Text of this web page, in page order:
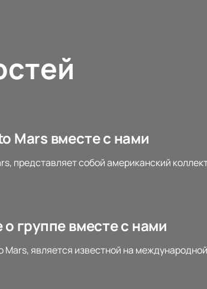
Mars вместе с нами
представляет собой американский
группе вместе с нами
является известной на